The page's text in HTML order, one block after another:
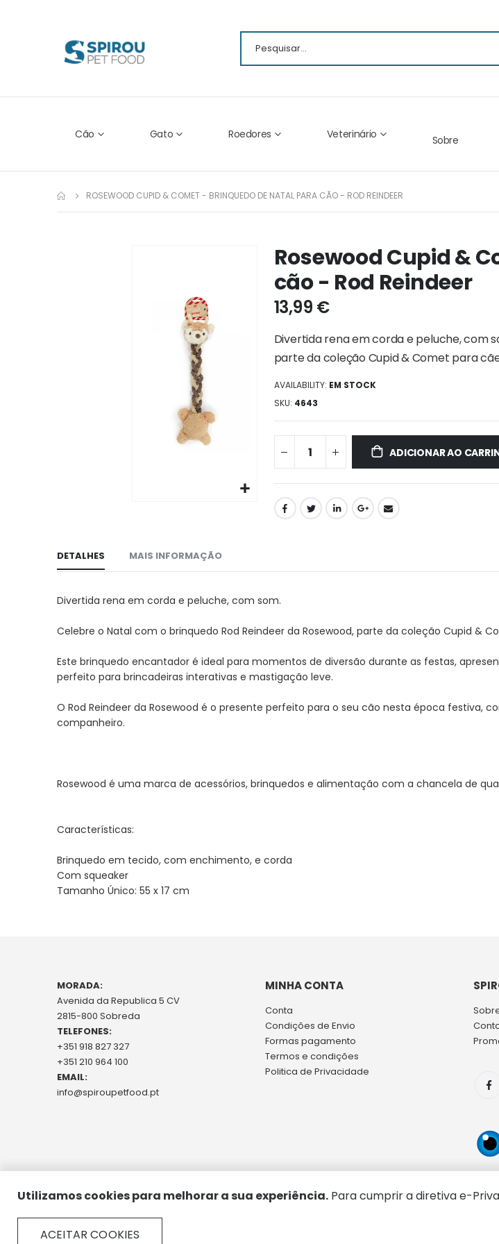
Utilizamos cookies para melhorar a sua experiência. Para cumprir a diretiva e-
ACEITAR COOKIES
Cão Gato Roedores Veterinário Sobre
ROSEWOOD CUPID & COMET - BRINQUEDO DE NATAL PARA CÃO - ROD REINDEER
início
da
de
Rosewood Cupid &
cão - Rod Reindeer
13,99 €
Divertida rena em corda e peluche, com
parte da coleção Cupid & Comet para
AVAILABILITY: EM STOCK
SKU 4643
ADICIONAR AO
DETALHES
Divertida rena em corda e peluche, com som.
Celebre o Natal com o brinquedo Rod Reindeer da Rosewood, parte da coleção Cupid &
Este brinquedo encantador é ideal para momentos de diversão durante as festas,
perfeito para brincadeiras interativas e mastigação leve.
O Rod Reindeer da Rosewood é o presente perfeito para o seu cão nesta época festiva,
companheiro.
Rosewood é uma marca de acessórios, brinquedos e alimentação com a chancela de
Características:
Brinquedo em tecido, com enchimento, e corda
Com squeaker
Tamanho Único: 55 x 17 cm
MAIS INFORMAÇÃO
MORADA:
Avenida da Republica 5 CV
2815-800 Sobreda
TELEFONES:
+351 918 827 327
+351 210 964 100
EMAIL:
info@spiroupetfood.pt
MINHA CONTA
Conta
Condições de Envio
Formas pagamento
Termos e condições
Politica de Privacidade